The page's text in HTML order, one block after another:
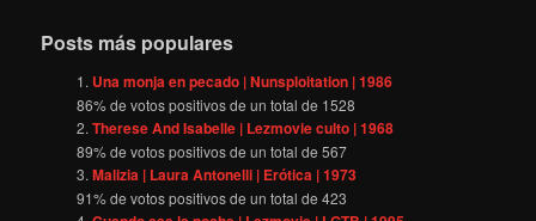
Posts más populares
Una monja en pecado | Nunsploitation | 1986
86% de votos positivos de un total de 1528
Therese And Isabelle | Lezmovie culto | 1968
89% de votos positivos de un total de567
Malizia | Laura Antonelli | Erótica | 1973
91% de votos positivos de un total de423